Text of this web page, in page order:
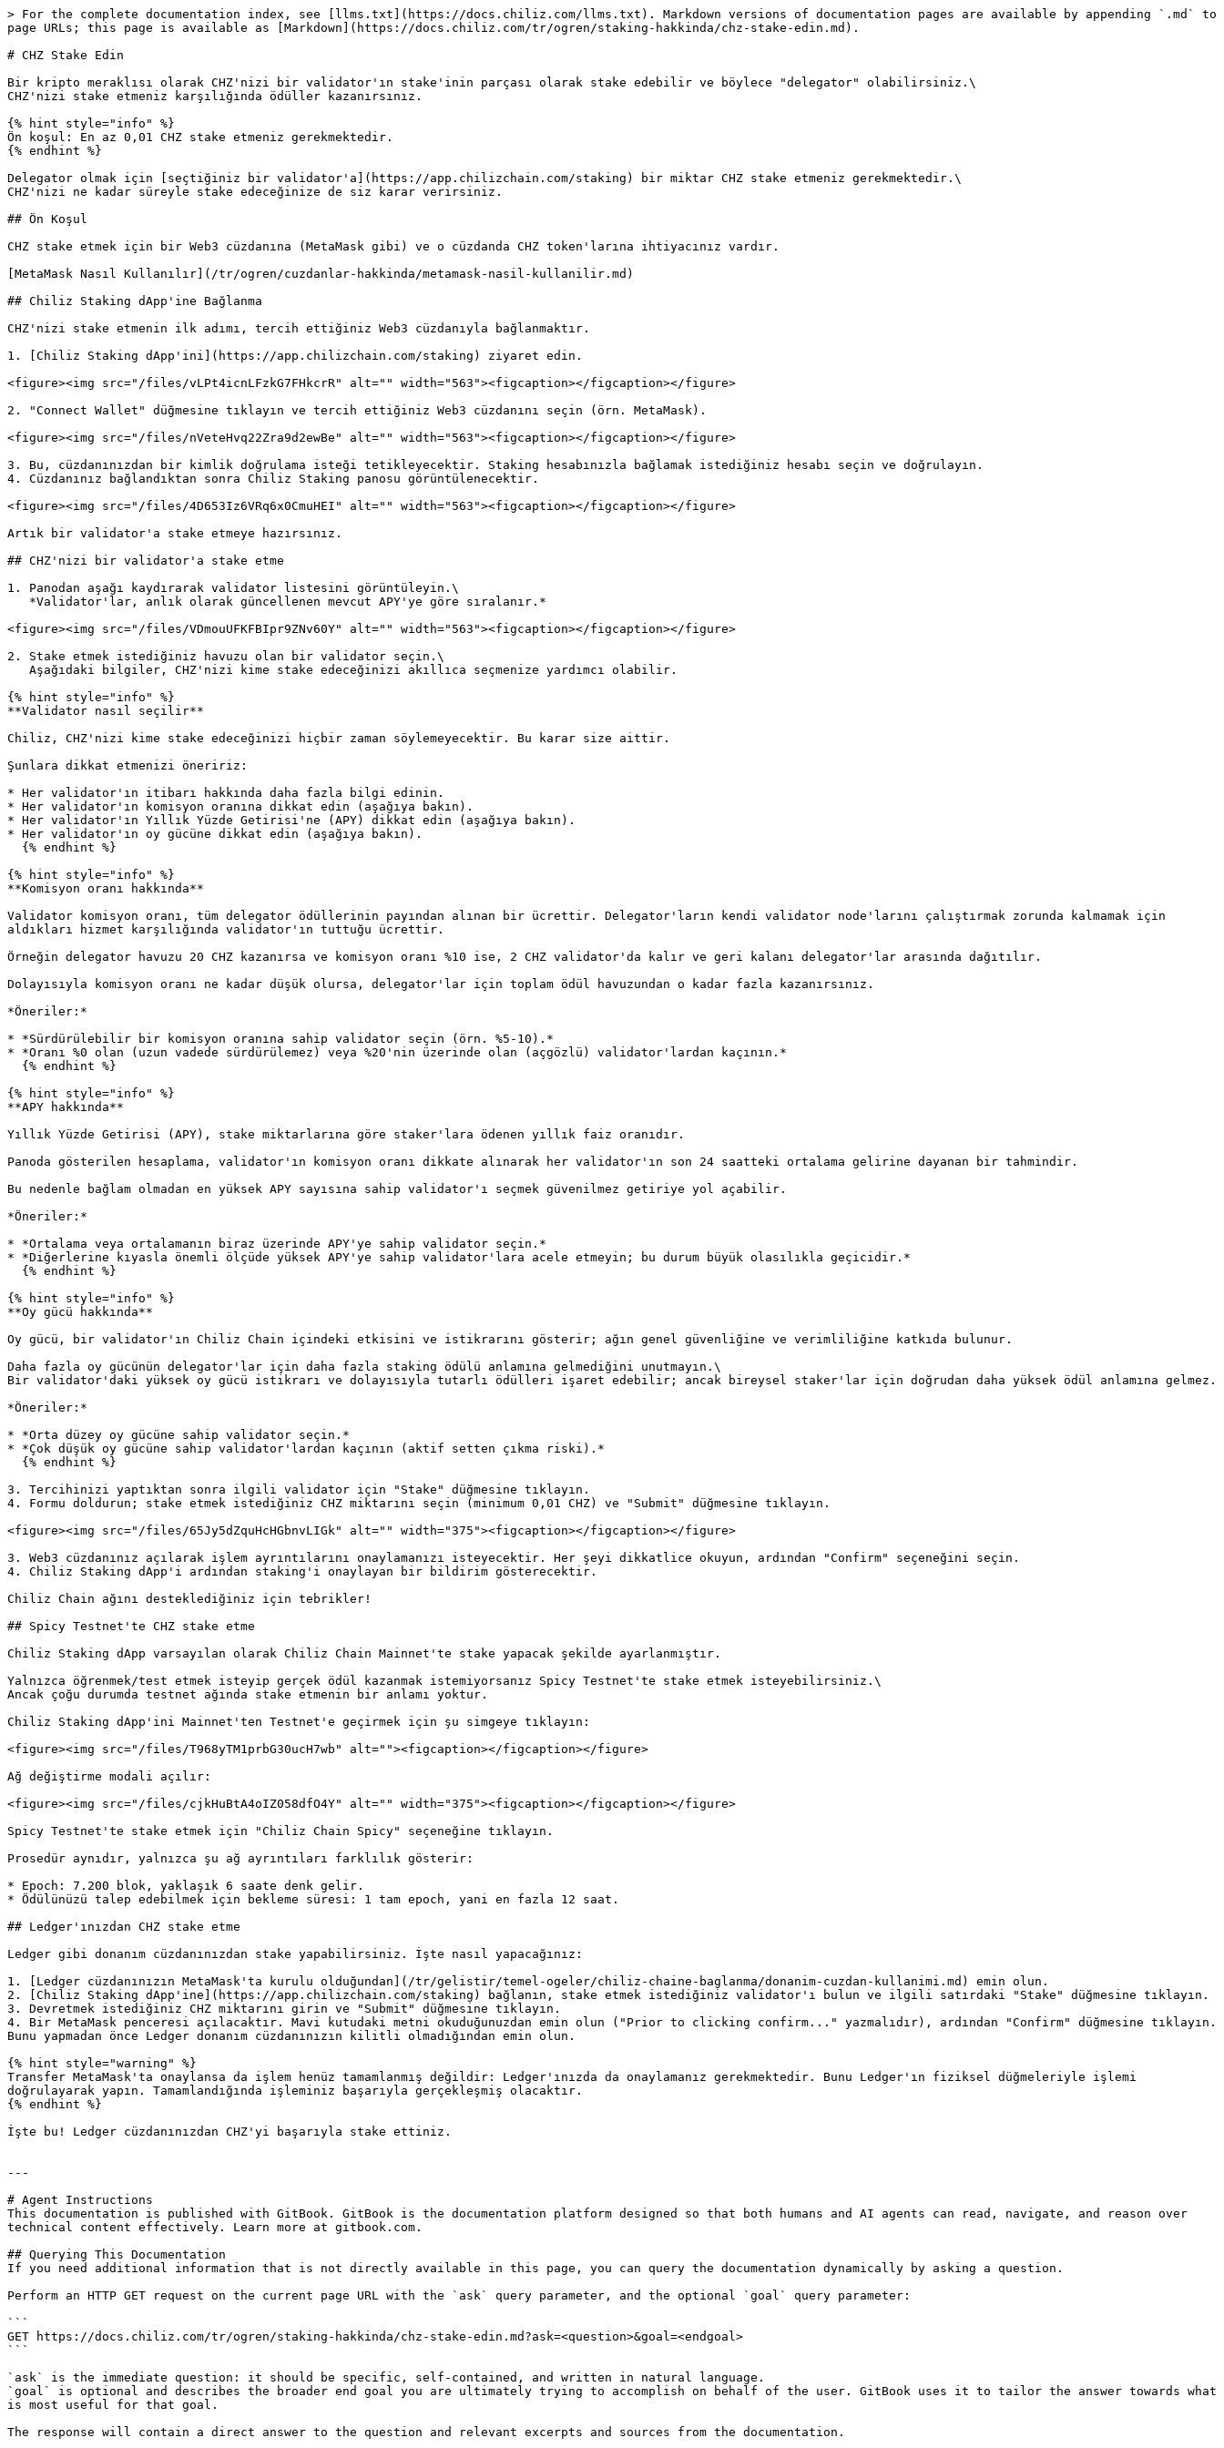
> For the complete documentation index, see [llms.txt](https://docs.chiliz.com/llms.txt). Markdown versions of documentation pages are available by appending `.md` to
page URLs; this page is available as [Markdown](https://docs.chiliz.com/tr/ogren/staking-hakkinda/chz-stake-edin.md).
# CHZ Stake Edin
Bir kripto meraklısı olarak CHZ'nizi bir validator'ın stake'inin parçası olarak stake edebilir ve böylece "delegator" olabilirsiniz.\
CHZ'nizi stake etmeniz karşılığında ödüller kazanırsınız.
{% hint style="info" %}
Ön koşul: En az 0,01 CHZ stake etmeniz gerekmektedir.
{% endhint %}
Delegator olmak için [seçtiğiniz bir validator'a](https://app.chilizchain.com/staking) bir miktar CHZ stake etmeniz gerekmektedir.\
CHZ'nizi ne kadar süreyle stake edeceğinize de siz karar verirsiniz.
## Ön Koşul
CHZ stake etmek için bir Web3 cüzdanına (MetaMask gibi) ve o cüzdanda CHZ token'larına ihtiyacınız vardır.
[MetaMask Nasıl Kullanılır](/tr/ogren/cuzdanlar-hakkinda/metamask-nasil-kullanilir.md)
## Chiliz Staking dApp'ine Bağlanma
CHZ'nizi stake etmenin ilk adımı, tercih ettiğiniz Web3 cüzdanıyla bağlanmaktır.
1. [Chiliz Staking dApp'ini](https://app.chilizchain.com/staking) ziyaret edin.
<figure><img src="/files/vLPt4icnLFzkG7FHkcrR" alt="" width="563"><figcaption></figcaption></figure>
2. "Connect Wallet" düğmesine tıklayın ve tercih ettiğiniz Web3 cüzdanını seçin (örn. MetaMask).
<figure><img src="/files/nVeteHvq22Zra9d2ewBe" alt="" width="563"><figcaption></figcaption></figure>
3. Bu, cüzdanınızdan bir kimlik doğrulama isteği tetikleyecektir. Staking hesabınızla bağlamak istediğiniz hesabı seçin ve doğrulayın.
4. Cüzdanınız bağlandıktan sonra Chiliz Staking panosu görüntülenecektir.
<figure><img src="/files/4D653Iz6VRq6x0CmuHEI" alt="" width="563"><figcaption></figcaption></figure>
Artık bir validator'a stake etmeye hazırsınız.
## CHZ'nizi bir validator'a stake etme
1. Panodan aşağı kaydırarak validator listesini görüntüleyin.\
<figure><img src="/files/VDmouUFKFBIpr9ZNv60Y" alt="" width="563"><figcaption></figcaption></figure>
2. Stake etmek istediğiniz havuzu olan bir validator seçin.\
{% hint style="info" %}
**Validator nasıl seçilir**
Chiliz, CHZ'nizi kime stake edeceğinizi hiçbir zaman söylemeyecektir. Bu karar size aittir.
Şunlara dikkat etmenizi öneririz:
* Her validator'ın itibarı hakkında daha fazla bilgi edinin.
* Her validator'ın komisyon oranına dikkat edin (aşağıya bakın).
* Her validator'ın Yıllık Yüzde Getirisi'ne (APY) dikkat edin (aşağıya bakın).
* Her validator'ın oy gücüne dikkat edin (aşağıya bakın).
{% hint style="info" %}
**Komisyon oranı hakkında**
Validator komisyon oranı, tüm delegator ödüllerinin payından alınan bir ücrettir. Delegator'ların kendi validator node'larını çalıştırmak zorunda kalmamak için
aldıkları hizmet karşılığında validator'ın tuttuğu ücrettir.
Örneğin delegator havuzu 20 CHZ kazanırsa ve komisyon oranı %10 ise, 2 CHZ validator'da kalır ve geri kalanı delegator'lar arasında dağıtılır.
Dolayısıyla komisyon oranı ne kadar düşük olursa, delegator'lar için toplam ödül havuzundan o kadar fazla kazanırsınız.
*Öneriler:*
* *Sürdürülebilir bir komisyon oranına sahip validator seçin (örn. %5-10).*
* *Oranı %0 olan (uzun vadede sürdürülemez) veya %20'nin üzerinde olan (açgözlü) validator'lardan kaçının.*
{% hint style="info" %}
**APY hakkında**
Yıllık Yüzde Getirisi (APY), stake miktarlarına göre staker'lara ödenen yıllık faiz oranıdır.
Panoda gösterilen hesaplama, validator'ın komisyon oranı dikkate alınarak her validator'ın son 24 saatteki ortalama gelirine dayanan bir tahmindir.
Bu nedenle bağlam olmadan en yüksek APY sayısına sahip validator'ı seçmek güvenilmez getiriye yol açabilir.
*Öneriler:*
* *Ortalama veya ortalamanın biraz üzerinde APY'ye sahip validator seçin.*
* *Diğerlerine kıyasla önemli ölçüde yüksek APY'ye sahip validator'lara acele etmeyin; bu durum büyük olasılıkla geçicidir.*
{% hint style="info" %}
**Oy gücü hakkında**
Oy gücü, bir validator'ın Chiliz Chain içindeki etkisini ve istikrarını gösterir; ağın genel güvenliğine ve verimliliğine katkıda bulunur.
Daha fazla oy gücünün delegator'lar için daha fazla staking ödülü anlamına gelmediğini unutmayın.\
Bir validator'daki yüksek oy gücü istikrarı ve dolayısıyla tutarlı ödülleri işaret edebilir; ancak bireysel staker'lar için doğrudan daha yüksek ödül anlamına gelmez.
*Öneriler:*
* *Orta düzey oy gücüne sahip validator seçin.*
* *Çok düşük oy gücüne sahip validator'lardan kaçının (aktif setten çıkma riski).*
3. Tercihinizi yaptıktan sonra ilgili validator için "Stake" düğmesine tıklayın.
4. Formu doldurun; stake etmek istediğiniz CHZ miktarını seçin (minimum 0,01 CHZ) ve "Submit" düğmesine tıklayın.
<figure><img src="/files/65Jy5dZquHcHGbnvLIGk" alt="" width="375"><figcaption></figcaption></figure>
3. Web3 cüzdanınız açılarak işlem ayrıntılarını onaylamanızı isteyecektir. Her şeyi dikkatlice okuyun, ardından "Confirm" seçeneğini seçin.
4. Chiliz Staking dApp'i ardından staking'i onaylayan bir bildirim gösterecektir.
Chiliz Chain ağını desteklediğiniz için tebrikler!
## Spicy Testnet'te CHZ stake etme
Chiliz Staking dApp varsayılan olarak Chiliz Chain Mainnet'te stake yapacak şekilde ayarlanmıştır.
Yalnızca öğrenmek/test etmek isteyip gerçek ödül kazanmak istemiyorsanız Spicy Testnet'te stake etmek isteyebilirsiniz.\
Ancak çoğu durumda testnet ağında stake etmenin bir anlamı yoktur.
Chiliz Staking dApp'ini Mainnet'ten Testnet'e geçirmek için şu simgeye tıklayın:
<figure><img src="/files/T968yTM1prbG30ucH7wb" alt=""><figcaption></figcaption></figure>
Ağ değiştirme modali açılır:
<figure><img src="/files/cjkHuBtA4oIZ058dfO4Y" alt="" width="375"><figcaption></figcaption></figure>
Spicy Testnet'te stake etmek için "Chiliz Chain Spicy" seçeneğine tıklayın.
Prosedür aynıdır, yalnızca şu ağ ayrıntıları farklılık gösterir:
* Epoch: 7.200 blok, yaklaşık 6 saate denk gelir.
* Ödülünüzü talep edebilmek için bekleme süresi: 1 tam epoch, yani en fazla 12 saat.
## Ledger'ınızdan CHZ stake etme
Ledger gibi donanım cüzdanınızdan stake yapabilirsiniz. İşte nasıl yapacağınız:
1. [Ledger cüzdanınızın MetaMask'ta kurulu olduğundan](/tr/gelistir/temel-ogeler/chiliz-chaine-baglanma/donanim-cuzdan-kullanimi.md) emin olun.
2. [Chiliz Staking dApp'ine](https://app.chilizchain.com/staking) bağlanın, stake etmek istediğiniz validator'ı bulun ve ilgili satırdaki "Stake" düğmesine tıklayın.
3. Devretmek istediğiniz CHZ miktarını girin ve "Submit" düğmesine tıklayın.
4. Bir MetaMask penceresi açılacaktır. Mavi kutudaki metni okuduğunuzdan emin olun ("Prior to clicking confirm..." yazmalıdır), ardından "Confirm" düğmesine tıklayın.
Bunu yapmadan önce Ledger donanım cüzdanınızın kilitli olmadığından emin olun.
{% hint style="warning" %}
Transfer MetaMask'ta onaylansa da işlem henüz tamamlanmış değildir: Ledger'ınızda da onaylamanız gerekmektedir. Bunu Ledger'ın fiziksel düğmeleriyle işlemi
doğrulayarak yapın. Tamamlandığında işleminiz başarıyla gerçekleşmiş olacaktır.
{% endhint %}
İşte bu! Ledger cüzdanınızdan CHZ'yi başarıyla stake ettiniz.
---
# Agent Instructions
This documentation is published with GitBook. GitBook is the documentation platform designed so that both humans and AI agents can read, navigate, and reason over
technical content effectively. Learn more at gitbook.com.
## Querying This Documentation
If you need additional information that is not directly available in this page, you can query the documentation dynamically by asking a question.
Perform an HTTP GET request on the current page URL with the `ask` query parameter, and the optional `goal` query parameter:
```
GET https://docs.chiliz.com/tr/ogren/staking-hakkinda/chz-stake-edin.md?ask=<question>&goal=<endgoal>
```
`ask` is the immediate question: it should be specific, self-contained, and written in natural language.
`goal` is optional and describes the broader end goal you are ultimately trying to accomplish on behalf of the user. GitBook uses it to tailor the answer towards what
is most useful for that goal.
The response will contain a direct answer to the question and relevant excerpts and sources from the documentation.